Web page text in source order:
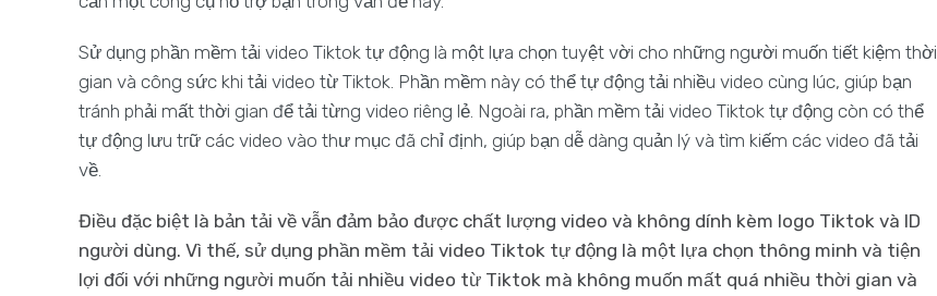
Sử dụng phần mềm tải video Tiktok tự động là một lựa chọn tuyệt vời cho những người muốn tiết kiệm thời
gian và công sức khi tải video từ Tiktok. Phần mềm này có thể tự động tải nhiều video cùng lúc, giúp bạn
tránh phải mất thời gian để tải từng video riêng lẻ. Ngoài ra, phần mềm tải video Tiktok tự động còn có thể
tự động lưu trữ các video vào thư mục đã chỉ định, giúp bạn dễ dàng quản lý và tìm kiếm các video đã tải
về.
Điều đặc biệt là bản tải về vẫn đảm bảo được chất lượng video và không dính kèm logo Tiktok và ID
người dùng. Vì thế, sử dụng phần mềm tải video Tiktok tự động là một lựa chọn thông minh và tiện
lợi đối với những người muốn tải nhiều video từ Tiktok mà không muốn mất quá nhiều thời gian và